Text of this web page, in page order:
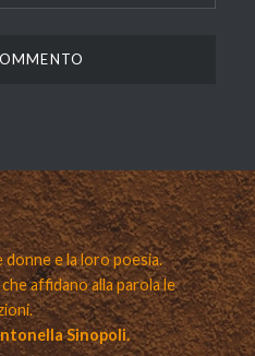
donne e la loro poesia.
affidano alla parola le
Sinopoli.